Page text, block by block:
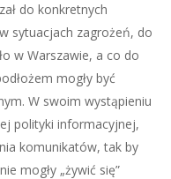
do konkretnych
sytuacjach zagrożeń, do
w Warszawie, a co do
mogły być
W swoim wystąpieniu
polityki informacyjnej,
komunikatów, tak by
mogły „żywić się”